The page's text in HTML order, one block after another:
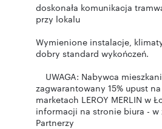
doskonała komunikacja
przy lokalu
Wymienione instalacje,
dobry standard
UWAGA: Nabywca
zagwarantowany 15% upust
marketach LEROY MERLIN w
informacji na stronie biura - w
Partnerzy